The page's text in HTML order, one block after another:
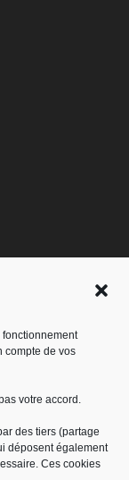
fonctionnement
compte de vos
votre accord.
des tiers (partage
déposent également
Ces cookies